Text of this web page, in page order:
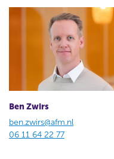
Ben Zwirs
ben.zwirs@afm.nl
06 11 64 22 77